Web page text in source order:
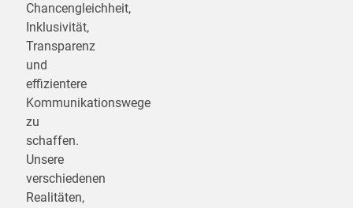
Chancengleichheit,
Inklusivität,
Transparenz
und
effizientere
Kommunikationswege
zu
schaffen.
Unsere
verschiedenen
Realitäten,